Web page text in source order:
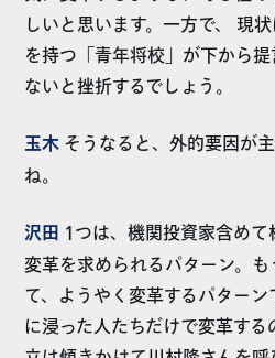
しいと思います。一方で、 現
を持つ「青年将校」が下から
ないと挫折するでしょう。
玉木 そうなると、外的要因が
ね。
沢田 1つは、機関投資家含め
変革を求められるパターン。
て、ようやく変革するパター
に浸った人たちだけで変革す